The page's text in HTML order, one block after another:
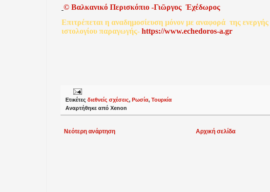
© Βαλκανικό Περισκόπιο -Γιῶργος Ἐχέδωρος
Επιτρέπεται η αναδημοσίευση μόνον με αναφορά της ενεργής
ιστολογίου παραγωγής- https://www.echedoros-a.gr
Ετικέτες διεθνείς σχέσεις, Ρωσία, Τουρκία
Αναρτήθηκε από Xenon
Νεότερη ανάρτηση Αρχική σελίδα